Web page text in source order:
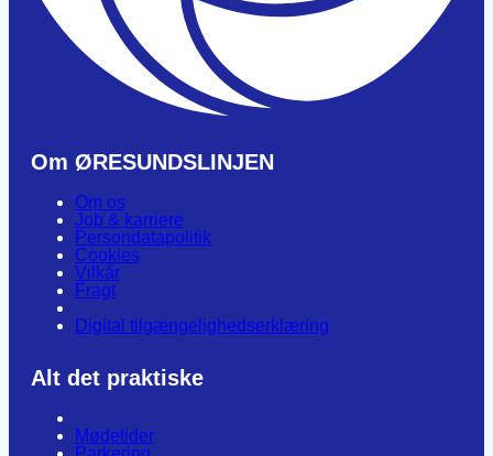
Om ØRESUNDSLINJEN
Om os
Job & karriere
Persondatapolitik
Cookies
Vilkår
Fragt
Digital tilgængelighedserklæring
Alt det praktiske
Mødetider